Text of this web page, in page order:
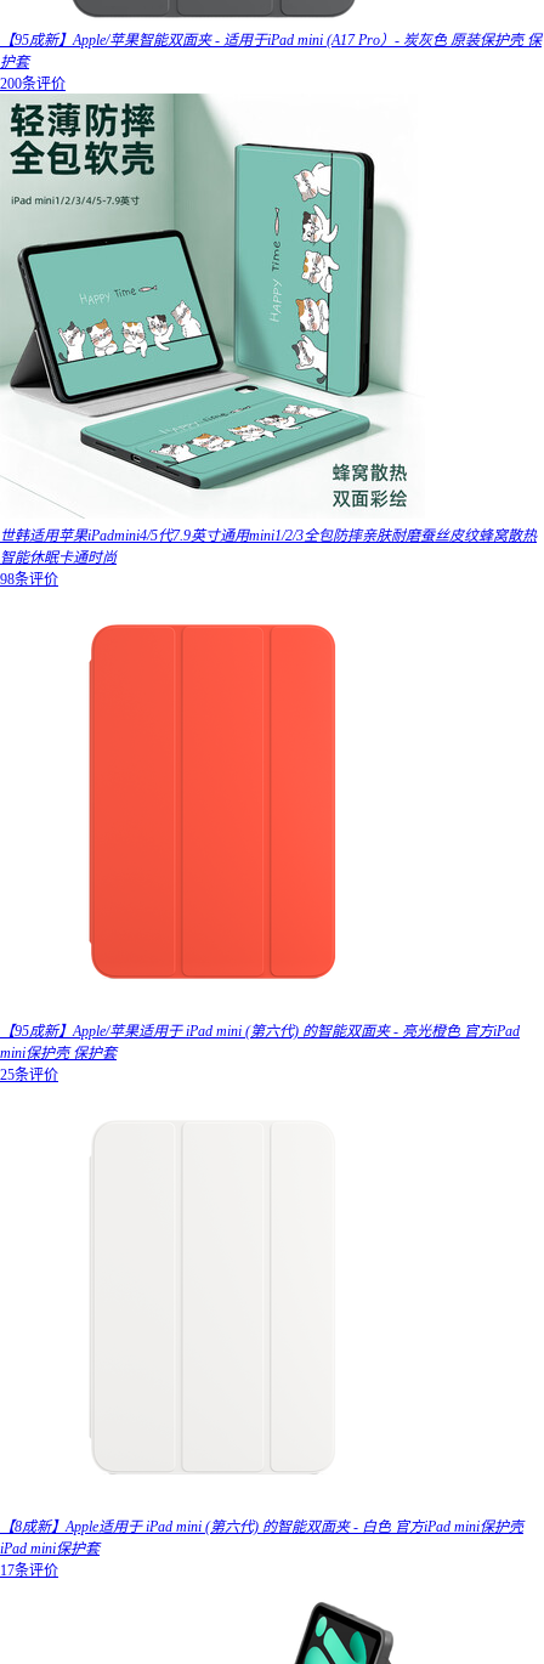
【95成新】Apple/苹果智能双面夹 - 适用于iPad mini (A17 Pro）- 炭灰色 原装保护壳 保
护套
200条评价
世韩适用苹果iPadmini4/5代7.9英寸通用mini1/2/3全包防摔亲肤耐磨蚕丝皮纹蜂窝散热
智能休眠卡通时尚
98条评价
【95成新】Apple/苹果适用于 iPad mini (第六代) 的智能双面夹 - 亮光橙色 官方iPad
mini保护壳 保护套
25条评价
【8成新】Apple适用于 iPad mini (第六代) 的智能双面夹 - 白色 官方iPad mini保护壳
iPad mini保护套
17条评价